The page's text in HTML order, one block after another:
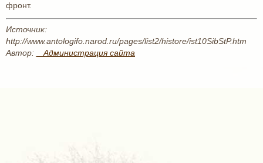
фронт.
Источник:
http://www.antologifo.narod.ru/pages/list2/histore/ist10SibStP.htm
Автор:
_ Администрация сайта